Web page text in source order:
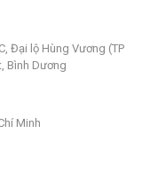
Đại lộ Hùng Vương (TP
Bình Dương
Minh